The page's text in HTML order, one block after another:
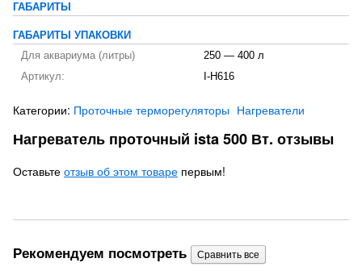
ГАБАРИТЫ
ГАБАРИТЫ УПАКОВКИ
Для аквариума (литры)
250 — 400 л
Артикул:
I-H616
Категории: Проточные терморегуляторы Нагреватели
Нагреватель проточный ista 500 Вт. отзывы
Оставьте отзыв об этом товаре первым!
Рекомендуем посмотреть